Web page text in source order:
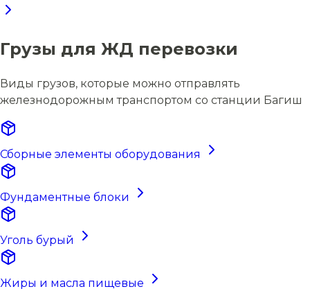
Грузы для ЖД перевозки
Виды грузов, которые можно отправлять
железнодорожным транспортом со станции Багиш
Сборные элементы оборудования
Фундаментные блоки
Уголь бурый
Жиры и масла пищевые